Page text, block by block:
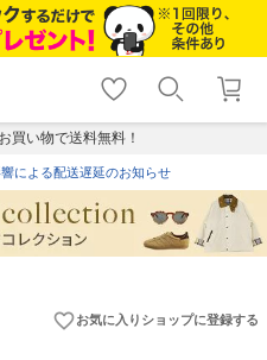
shopping_cart lock_outline
ログイン
買い物で送料無料！
による配送遅延のお知らせ
favorite_borderお気に入りショップに登録する